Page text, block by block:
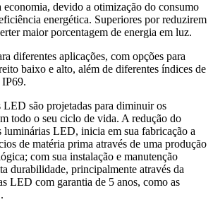
economia, devido a otimização do consumo
energética. Superiores por reduzirem
maior porcentagem de energia em luz.
diferentes aplicações, com opções para
baixo e alto, além de diferentes índices de
LED são projetadas para diminuir os
todo o seu ciclo de vida. A redução do
luminárias LED, inicia em sua fabricação a
de matéria prima através de uma produção
com sua instalação e manutenção
durabilidade, principalmente através da
LED com garantia de 5 anos, como as